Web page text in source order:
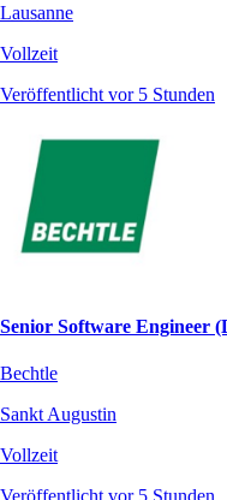
Lausanne
Vollzeit
Veröffentlicht vor 5 Stunden
Senior Software Engineer
Bechtle
Sankt Augustin
Vollzeit